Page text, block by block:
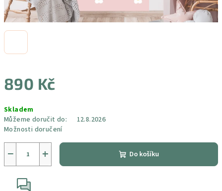
890 Kč
cena:
Skladem
Můžeme doručit do:
12.8.2026
Možnosti doručení
+
− Do košíku